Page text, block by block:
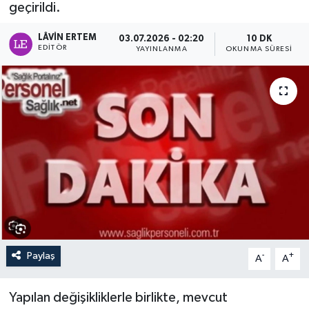
geçirildi.
LÂVIN ERTEM
EDITÖR
03.07.2026 - 02:20
YAYINLANMA
10 DK
OKUNMA SÜRESI
Paylaş A- A+
Yapılan değişikliklerle birlikte, mevcut